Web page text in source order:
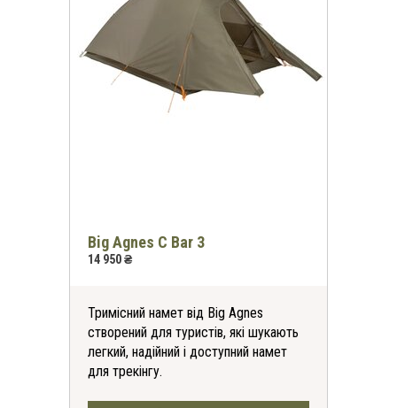
Big Agnes C Bar 3
14 950 ₴
Тримісний намет від Big Agnes
створений для туристів, які шукають
легкий, надійний і доступний намет
для трекінгу.